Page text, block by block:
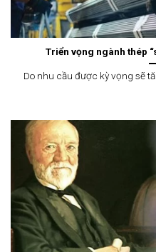
Triển vọng ngành thép
Do nhu cầu được kỳ vọng sẽ